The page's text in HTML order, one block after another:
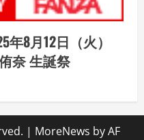
年8月12日（火）
奈 生誕祭
| MoreNews by AF